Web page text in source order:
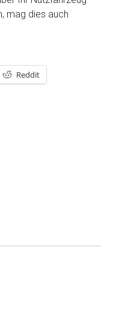
mag dies auch
Reddit